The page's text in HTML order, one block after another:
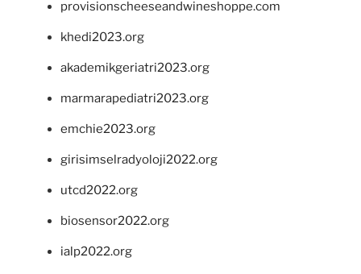
provisionscheeseandwineshoppe.com
khedi2023.org
akademikgeriatri2023.org
marmarapediatri2023.org
emchie2023.org
girisimselradyoloji2022.org
utcd2022.org
biosensor2022.org
ialp2022.org